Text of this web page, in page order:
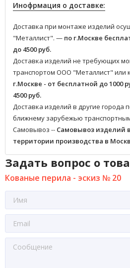
Инофрмация о доставке:
Доставка при монтаже изделий
"Металлист". — по г.Москве
до 4500 руб.
Доставка изделий не требующих
транспортом ООО "Металлист" или
г.Москве - от бесплатной до 1000
4500 руб.
Доставка изделий в другие города
ближнему зарубежью
Самовывоз -- Самовывоз изделий
территории производства в
Задать вопрос о
Кованые перила - эскиз № 20